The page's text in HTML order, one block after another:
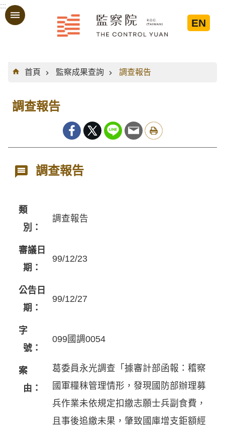
跳到主要內容區塊
:::
EN
:::
首頁
監察成果查詢 調查報告
調查報告
調查報告
類
別：
調查報告
審議日
期：
99/12/23
公告日
期：
99/12/27
字
號：
099國調0054
案
由：
葛委員永光調查「據審計部函報：稽察
國軍糧秣管理情形，發現國防部辦理募
兵作業未依規定扣繳志願士兵副食費，
且事後追繳未果，肇致國庫增支鉅額經